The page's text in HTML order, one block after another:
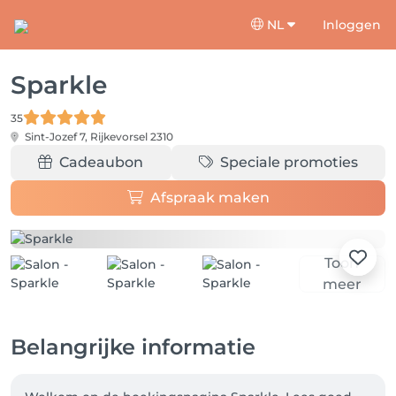
NL Inloggen
Sparkle
35
Sint-Jozef 7, Rijkevorsel 2310
Cadeaubon Speciale promoties
Afspraak maken
Toon
meer
Belangrijke informatie